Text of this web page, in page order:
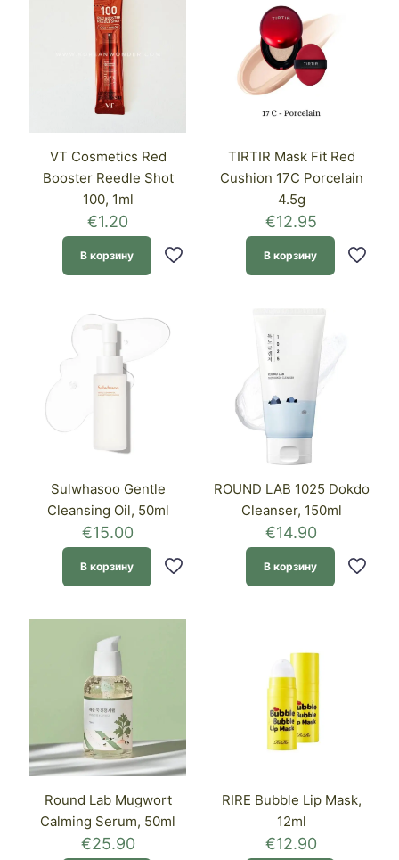
VT Cosmetics Red
Booster Reedle Shot
100, 1ml
€1.20
В корзину
TIRTIR Mask Fit Red
Cushion 17C Porcelain
4.5g
€12.95
В корзину
Sulwhasoo Gentle
Cleansing Oil, 50ml
€15.00
В корзину
ROUND LAB 1025 Dokdo
Cleanser, 150ml
€14.90
В корзину
Round Lab Mugwort
Calming Serum, 50ml
€25.90
RIRE Bubble Lip Mask,
12ml
€12.90